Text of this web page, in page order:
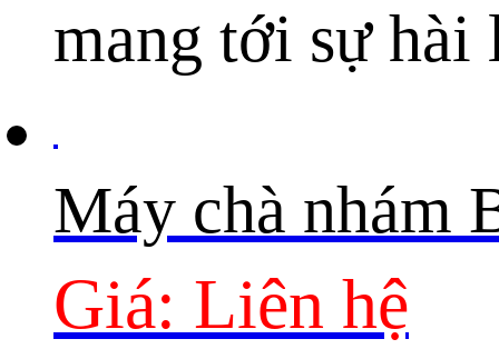
mang tới sự hài
Máy chà nhám
Giá: Liên hệ